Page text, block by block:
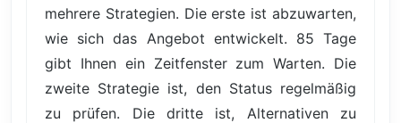
mehrere Strategien. Die erste ist abzuwarten,
wie sich das Angebot entwickelt. 85 Tage
gibt Ihnen ein Zeitfenster zum Warten. Die
zweite Strategie ist, den Status regelmäßig
zu prüfen. Die dritte ist, Alternativen zu